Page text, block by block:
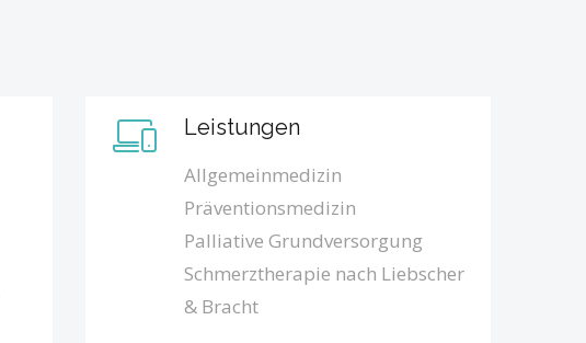
Leistungen
Allgemeinmedizin
Präventionsmedizin
Palliative Grundversorgung
Schmerztherapie nach Liebscher
& Bracht